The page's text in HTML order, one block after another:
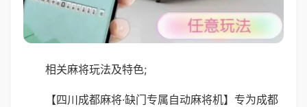
相关麻将玩法及特色;
【四川成都麻将·缺门专属自动麻将机】专为成都